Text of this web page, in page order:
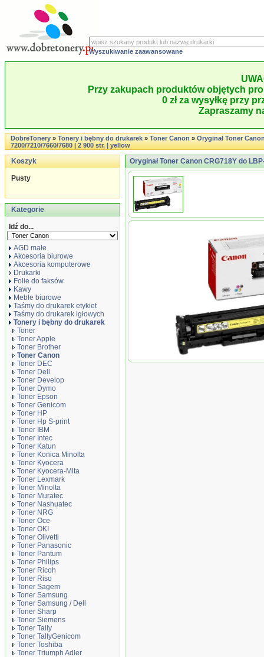
Wyszukiwanie zaawansowane
Przy zakupach produktów objętych
0 zł za wysyłkę przy
Zapraszamy
DobreTonery»Tonery i bębny do drukarek»Toner Canon»Oryginał Toner
7200/7210/7660/7680 | 2 900 str. | yellow
Koszyk
Pusty
Kategorie
Idź do...
AGD małe
Akcesoria biurowe
Akcesoria komputerowe
Drukarki
Folie do faksów
Kawy
Meble biurowe
Taśmy do drukarek etykiet
Taśmy do drukarek igłowych
Tonery i bębny do drukarek
Toner
Toner Apple
Toner Brother
Toner Canon
Toner DEC
Toner Dell
Toner Develop
Toner Dymo
Toner Epson
Toner Genicom
Toner HP
Toner Hp S-print
Toner IBM
Toner Intec
Toner Katun
Toner Konica Minolta
Toner Kyocera
Toner Kyocera-Mita
Toner Lexmark
Toner Minolta
Toner Muratec
Toner Nashuatec
Toner NRG
Toner Oce
Toner OKI
Toner Olivetti
Toner Panasonic
Toner Pantum
Toner Philips
Toner Ricoh
Toner Riso
Toner Sagem
Toner Samsung
Toner Samsung / Dell
Toner Sharp
Toner Siemens
Toner Tally
Toner TallyGenicom
Toner Toshiba
Toner Triumph Adler
Oryginał Toner Canon CRG718Y do
Oryginał Toner Canon